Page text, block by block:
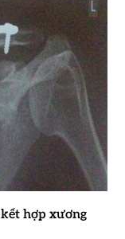
hợp xương